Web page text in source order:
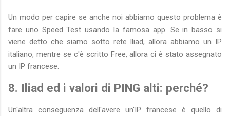
Un modo per capire se anche noi abbiamo questo problema è
fare uno Speed Test usando la famosa app. Se in basso si
viene detto che siamo sotto rete Iliad, allora abbiamo un IP
italiano, mentre se c'è scritto Free, allora ci è stato assegnato
un IP francese.
8. Iliad ed i valori di PING alti: perché?
Un'altra conseguenza dell'avere un'IP francese è quello di